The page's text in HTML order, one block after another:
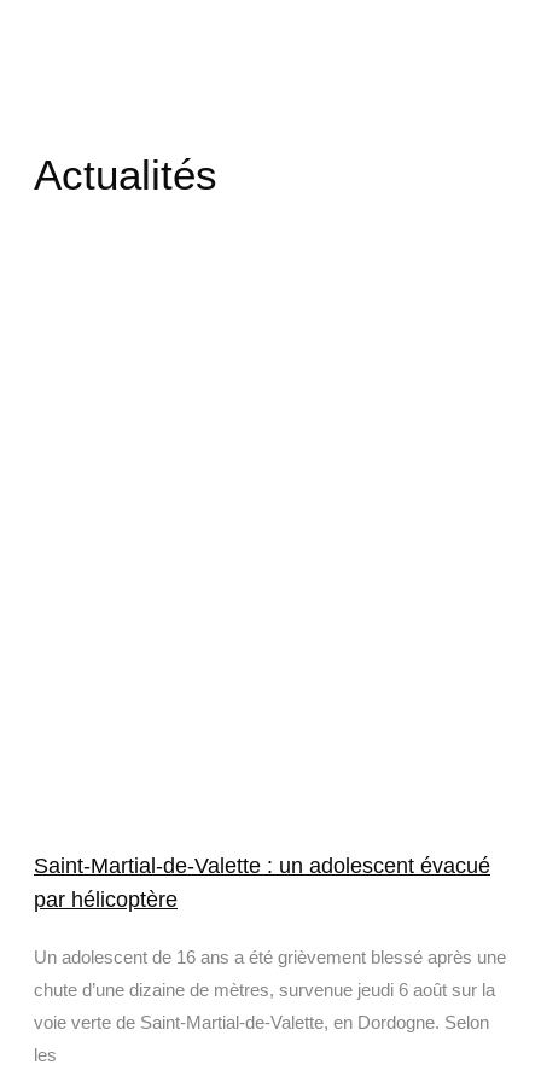
Actualités
Saint-Martial-de-Valette : un adolescent évacué
par hélicoptère
Un adolescent de 16 ans a été grièvement blessé après une
chute d’une dizaine de mètres, survenue jeudi 6 août sur la
voie verte de Saint-Martial-de-Valette, en Dordogne. Selon
les